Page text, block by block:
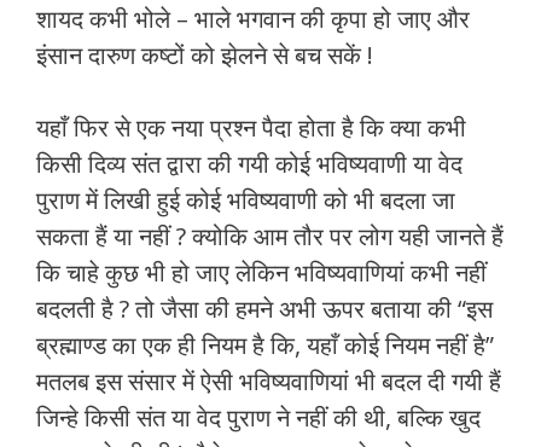
शायद कभी भोले – भाले भगवान की कृपा हो जाए और
इंसान दारुण कष्टों को झेलने से बच सकें !
यहाँ फिर से एक नया प्रश्न पैदा होता है कि क्या कभी
किसी दिव्य संत द्वारा की गयी कोई भविष्यवाणी या वेद
पुराण में लिखी हुई कोई भविष्यवाणी को भी बदला जा
सकता हैं या नहीं ? क्योकि आम तौर पर लोग यही जानते हैं
कि चाहे कुछ भी हो जाए लेकिन भविष्यवाणियां कभी नहीं
बदलती है ? तो जैसा की हमने अभी ऊपर बताया की “इस
ब्रह्माण्ड का एक ही नियम है कि, यहाँ कोई नियम नहीं है”
मतलब इस संसार में ऐसी भविष्यवाणियां भी बदल दी गयी हैं
जिन्हे किसी संत या वेद पुराण ने नहीं की थी, बल्कि खुद